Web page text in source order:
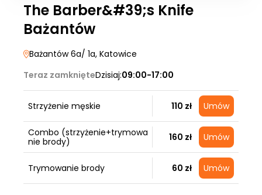
The Barber&#39;s Knife
Bażantów
Bażantów 6a/ 1a, Katowice
Teraz zamknięteDzisiaj:09:00-17:00
Strzyżenie męskie 110 zł Umów
Combo (strzyżenie+trymowa
nie brody)
160 zł Umów
Trymowanie brody 60 zł Umów